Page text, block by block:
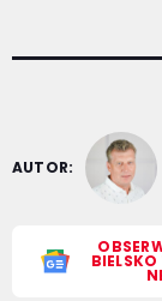
AUTOR: